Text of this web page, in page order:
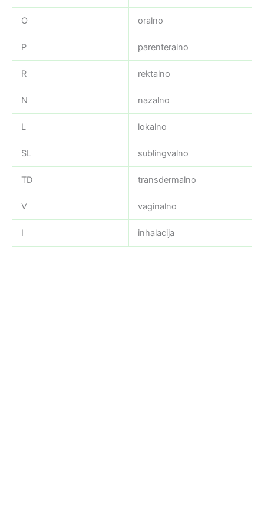
O oralno
P parenteralno
R rektalno
N nazalno
L lokalno
SL sublingvalno
TD transdermalno
V vaginalno
I inhalacija